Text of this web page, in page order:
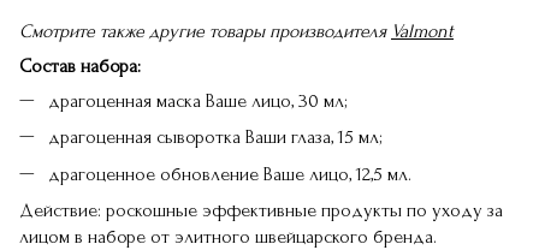
Смотрите также другие товары производителя Valmont
Состав набора:
драгоценная маска Ваше лицо, 30 мл;
драгоценная сыворотка Ваши глаза, 15 мл;
драгоценное обновление Ваше лицо, 12,5 мл.
Действие: роскошные эффективные продукты по уходу за
лицом в наборе от элитного швейцарского бренда.